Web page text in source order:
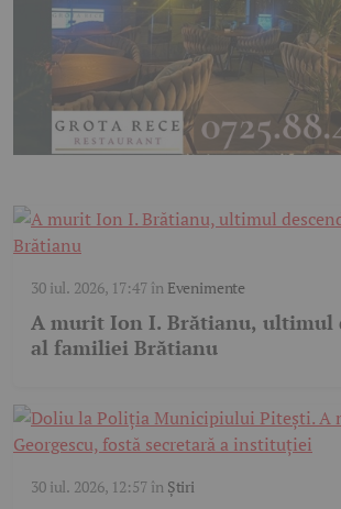
30 iul. 2026, 17:47în Evenimente
A murit Ion I. Brătianu, ultimul
al familiei Brătianu
30 iul. 2026, 12:57în Știri